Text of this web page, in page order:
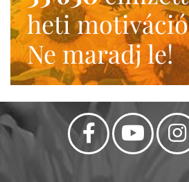
heti motiváció
Ne maradj le!